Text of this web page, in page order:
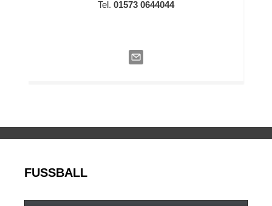
Tel. 01573 0644044
FUSSBALL